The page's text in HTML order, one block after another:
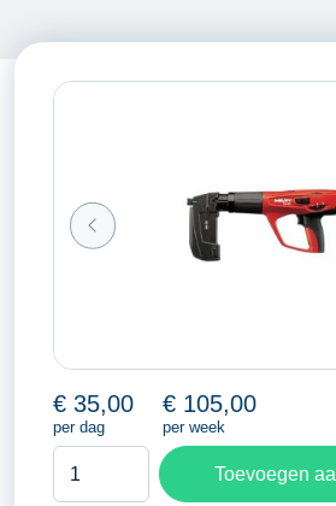
€ 35,00
per dag
€ 105,00
per week
Schiethamer
Toevoegen